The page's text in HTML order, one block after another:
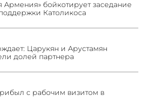
бойкотирует заседание
Католикоса
Царукян и Арустамян
долей партнера
с рабочим визитом в